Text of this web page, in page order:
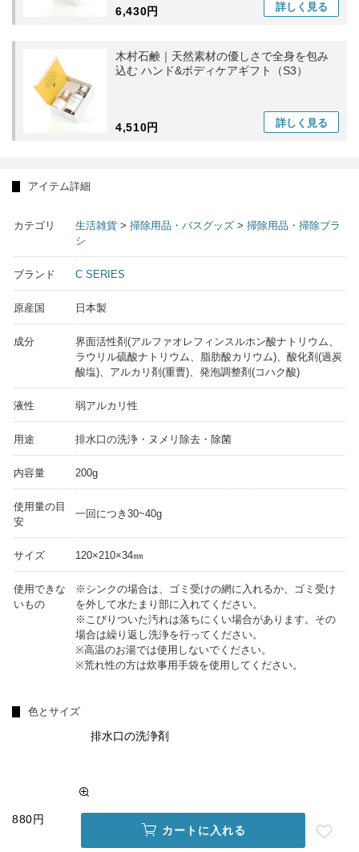
6,430円 詳しく 見る
木村石鹸｜天然素材の優しさで全身を包み
込む ハンド&ボディケアギフト（S3）
4,510円 詳しく 見る
アイテム詳細
カテゴリ 生活雑貨 > 掃除用品・バスグッズ > 掃除用品・掃除ブラ
シ
ブランド C SERIES
原産国 日本製
成分
界面活性剤(アルファオレフィンスルホン酸ナトリウム、
ラウリル硫酸ナトリウム、脂肪酸カリウム)、酸化剤(過炭
酸塩)、アルカリ剤(重曹)、発泡調整剤(コハク酸)
液性 弱アルカリ性
用途 排水口の洗浄・ヌメリ除去・除菌
内容量 200g
使用量の目
安
一回につき30~40g
サイズ 120×210×34㎜
使用できな
いもの
※シンクの場合は、ゴミ受けの網に入れるか、ゴミ受け
を外して水たまり部に入れてください。
※こびりついた汚れは落ちにくい場合があります。その
場合は繰り返し洗浄を行ってください。
※高温のお湯では使用しないでください。
※荒れ性の方は炊事用手袋を使用してください。
色とサイズ
排水口の洗浄剤
880円
カートに入れる